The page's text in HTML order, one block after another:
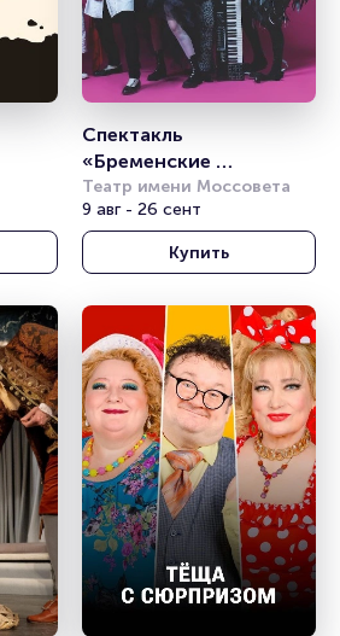
Спектакль
«Бременские
музыканты»
Театр имени Моссовета
9 авг - 26 сент
Купить